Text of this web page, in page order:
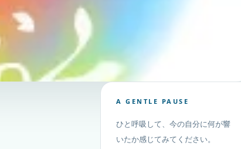
A GENTLE PAUSE
ひと呼吸して、今の自分に何が響
いたか感じてみてください。